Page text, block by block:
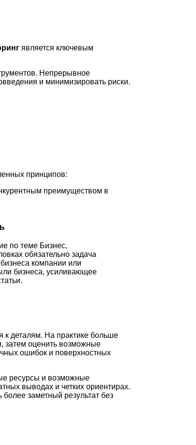
является ключевым
Непрерывное
и минимизировать риски.
принципов:
преимуществом в
по теме Бизнес,
обязательно задача
компании или
бизнеса, усиливающее
к деталям. На практике больше
затем оценить возможные
ошибок и поверхностных
ресурсы и возможные
выводах и четких ориентирах.
заметный результат без